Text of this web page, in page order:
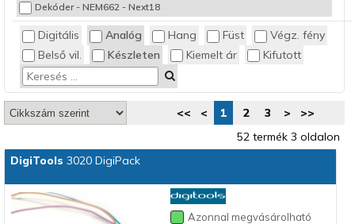
Dekóder - NEM662 - Next18
Digitális Analóg Hang Füst
Végz. fény
Belső vil.
Készleten Kiemelt ár Kifutott
<< < 1 2 3 >
>>
52 termék 3 oldalon
DigiTools 3020 DigiPack
Azonnal megvásárolható